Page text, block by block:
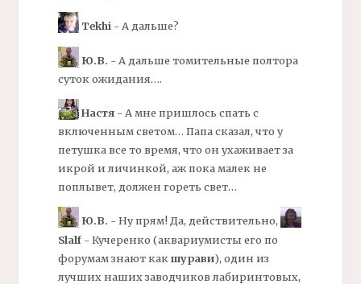
Tekhi- А дальше?
Ю.В. - А дальше томительные полтора
суток ожидания….
Настя- А мне пришлось спать с
включенным светом… Папа сказал, что у
петушка все то время, что он ухаживает за
икрой и личинкой, аж пока малек не
поплывет, должен гореть свет…
Ю.В. - Ну прям! Да, действительно,
Slalf- Кучеренко (аквариумисты его по
форумам знают как шурави), один из
лучших наших заводчиков лабиринтовых,